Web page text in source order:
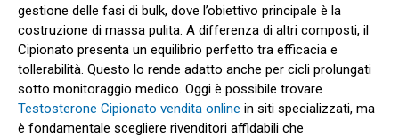
gestione delle fasi di bulk, dove l’obiettivo principale è la
costruzione di massa pulita. A differenza di altri composti, il
Cipionato presenta un equilibrio perfetto tra efficacia e
tollerabilità. Questo lo rende adatto anche per cicli prolungati
sotto monitoraggio medico. Oggi è possibile trovare
Testosterone Cipionato vendita online in siti specializzati, ma
è fondamentale scegliere rivenditori affidabili che